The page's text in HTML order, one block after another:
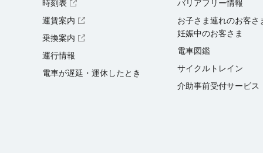
時刻表
運賃案内
乗換案内
運行情報
電車が遅延・運休したとき
バリアフリー情報
お子さま連れのお客さ
妊娠中のお客さま
電車図鑑
サイクルトレイン
介助事前受付サービス